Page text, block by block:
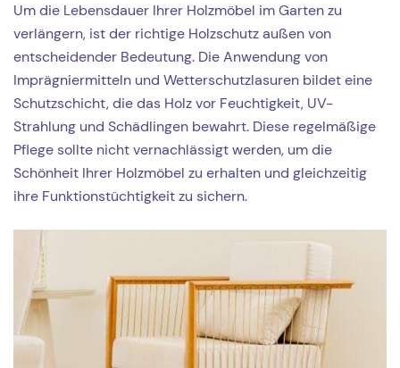
Um die Lebensdauer Ihrer Holzmöbel im Garten zu
verlängern, ist der richtige Holzschutz außen von
entscheidender Bedeutung. Die Anwendung von
Imprägniermitteln und Wetterschutzlasuren bildet eine
Schutzschicht, die das Holz vor Feuchtigkeit, UV-
Strahlung und Schädlingen bewahrt. Diese regelmäßige
Pflege sollte nicht vernachlässigt werden, um die
Schönheit Ihrer Holzmöbel zu erhalten und gleichzeitig
ihre Funktionstüchtigkeit zu sichern.